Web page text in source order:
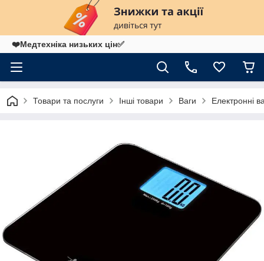
❤️Медтехніка низьких цін✅
Товари та послуги Інші товари Ваги Електронні